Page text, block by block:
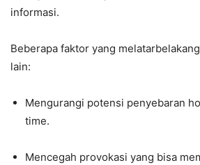
informasi.
Beberapa faktor yang
lain:
Mengurangi potensi penyebaran
time.
Mencegah provokasi yang bisa